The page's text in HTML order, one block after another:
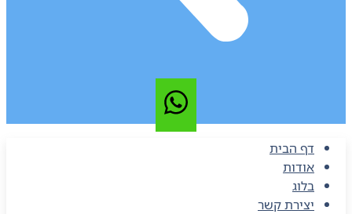
דף הבית
אודות
בלוג
יצירת קשר